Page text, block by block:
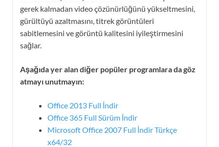
gerek kalmadan video çözünürlüğünü yükseltmesini,
gürültüyü azaltmasını, titrek görüntüleri
sabitlemesini ve görüntü kalitesini iyileştirmesini
sağlar.
Aşağıda yer alan diğer popüler programlara da göz
atmayı unutmayın:
Office 2013 Full İndir
Office 365 Full Sürüm İndir
Microsoft Office 2007 Full İndir Türkçe
x64/32